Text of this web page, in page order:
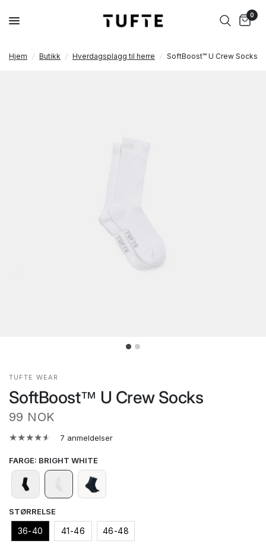
0
Hjem / Butikk / Hverdagsplagg til herre / SoftBoost™ U Crew Socks
TUFTE WEAR
SoftBoost™ U Crew Socks
99 NOK
7 anmeldelser
FARGE: BRIGHT WHITE
STØRRELSE
36-40 41-46 46-48